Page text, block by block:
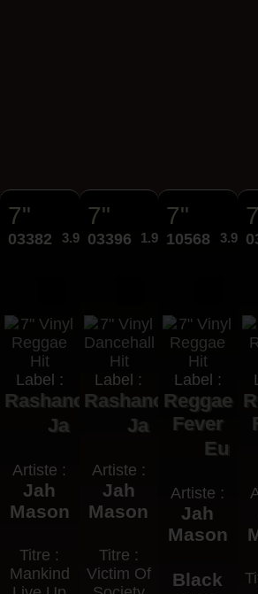
7"
03382 3.95€
Label :
Rashanco
Ja
Artiste :
Jah
Mason
Titre :
Mankind
7"
03396 1.99€
Label :
Rashanco
Ja
Artiste :
Jah
Mason
Titre :
Victim Of
7"
10568 3.95€
Label :
Reggae
Fever
Eu
Artiste :
Jah
Mason
Black